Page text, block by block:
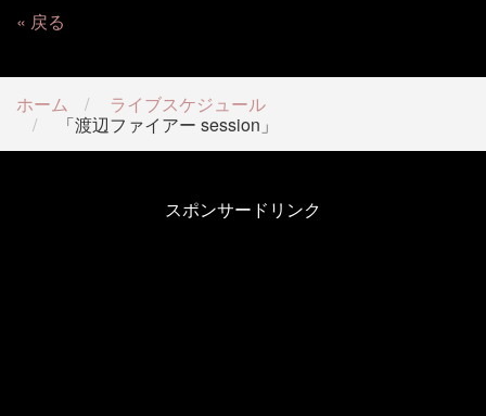
戻る
ホーム
ライブスケジュール
「渡辺ファイアー session」
スポンサードリンク